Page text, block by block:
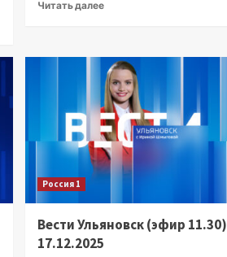
Читать далее
Россия 1
Вести Ульяновск (эфир 11.30)
17.12.2025